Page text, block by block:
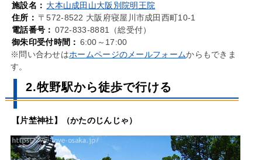
施設名： 大本山成田山大阪別院明王院
住所： 〒572-8522 大阪府寝屋川市成田西町10-1
電話番号： 072-833-8881（総受付）
御朱印受付時間： 6:00～17:00
※問い合わせはホームページのメールフォームからもできま
す。
2.牧野駅から徒歩で行ける
【片埜神社】（かたのじんじゃ）